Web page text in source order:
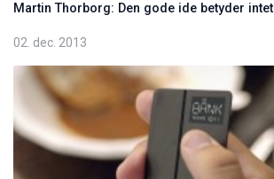
Martin Thorborg: Den gode ide betyder intet
02. dec. 2013